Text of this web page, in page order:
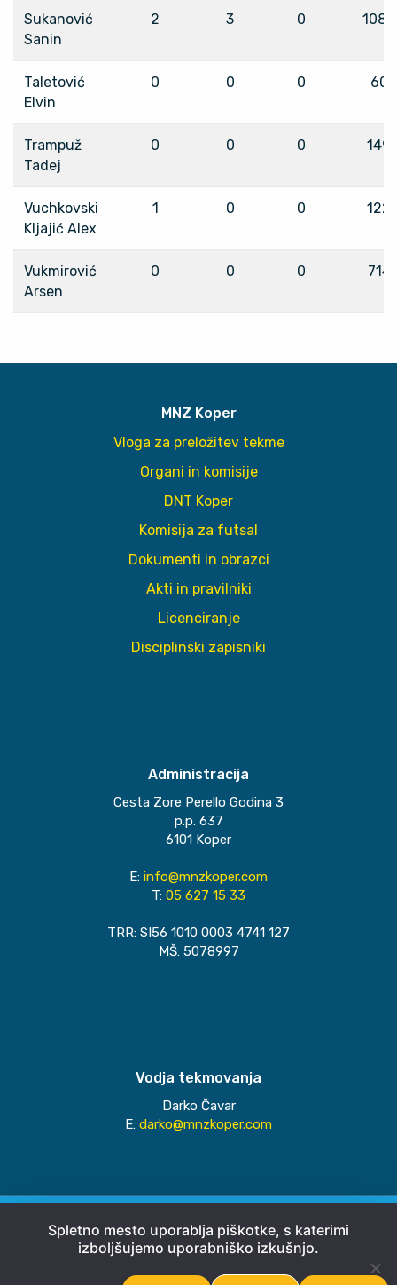
Sukanović
Sanin
2 3 0 1089
Taletović
Elvin
0 0 0 60
Trampuž
Tadej
0 0 0 149
Vuchkovski
Kljajić Alex
1 0 0 122
Vukmirović
Arsen
0 0 0 714
MNZ Koper
Vloga za preložitev tekme
Organi in komisije
DNT Koper
Komisija za futsal
Dokumenti in obrazci
Akti in pravilniki
Licenciranje
Disciplinski zapisniki
Administracija
Cesta Zore Perello Godina 3
p.p. 637
6101 Koper
E: info@mnzkoper.com
T: 05 627 15 33
TRR: SI56 1010 0003 4741 127
MŠ: 5078997
Vodja tekmovanja
Darko Čavar
E: darko@mnzkoper.com
© 2026 MNZ Koper
Spletno mesto uporablja piškotke, s katerimi
izboljšujemo uporabniško izkušnjo.